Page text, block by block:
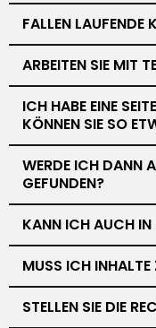
FALLEN LAUFENDE
ARBEITEN SIE MIT
ICH HABE EINE
KÖNNEN SIE SO
WERDE ICH DANN
GEFUNDEN?
KANN ICH AUCH IN
MUSS ICH INHALTE
STELLEN SIE DIE